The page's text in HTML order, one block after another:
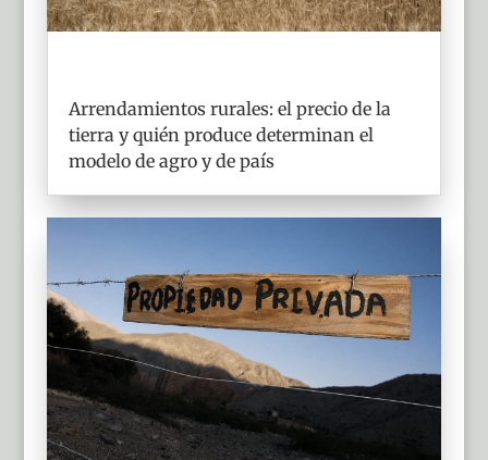
Arrendamientos rurales: el precio de la
tierra y quién produce determinan el
modelo de agro y de país